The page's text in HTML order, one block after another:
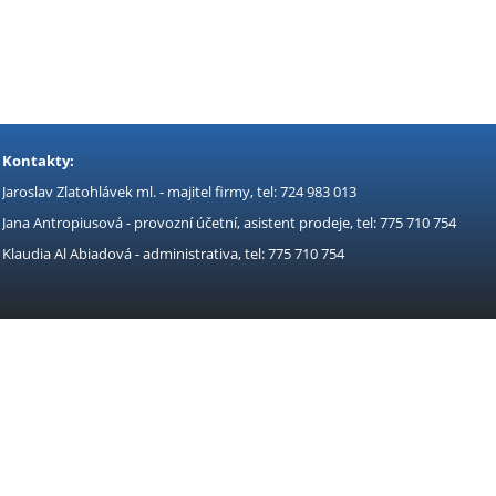
Kontakty:
Jaroslav Zlatohlávek ml. - majitel firmy, tel: 724 983 013
Jana Antropiusová - provozní účetní, asistent prodeje, tel: 775 710 754
Klaudia Al Abiadová - administrativa, tel: 775 710 754